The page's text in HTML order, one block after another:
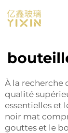
À la recherche
qualité
essentielles et
noir mat
gouttes et le